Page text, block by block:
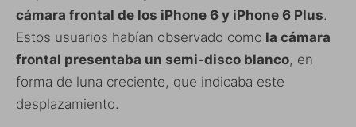
cámara frontal de los iPhone 6 y iPhone 6 Plus.
Estos usuarios habían observado como la cámara
frontal presentaba un semi-disco blanco, en
forma de luna creciente, que indicaba este
desplazamiento.